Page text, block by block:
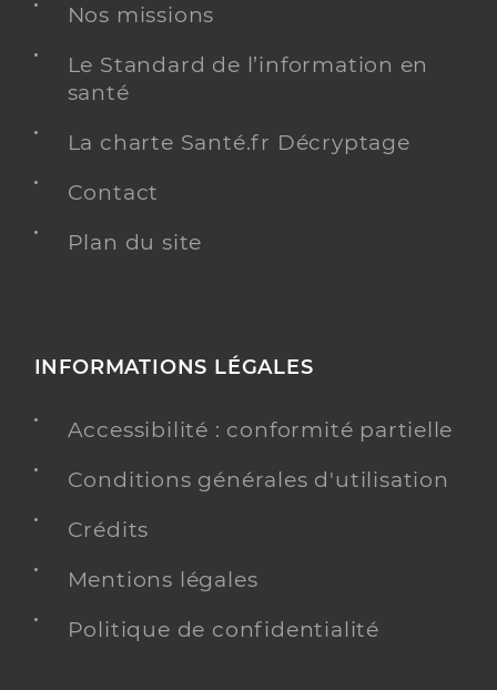
Nos missions
Le Standard de l’information en
santé
La charte Santé.fr Décryptage
Contact
Plan du site
INFORMATIONS LÉGALES
Accessibilité : conformité partielle
Conditions générales d'utilisation
Crédits
Mentions légales
Politique de confidentialité